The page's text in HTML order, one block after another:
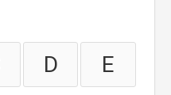
D E